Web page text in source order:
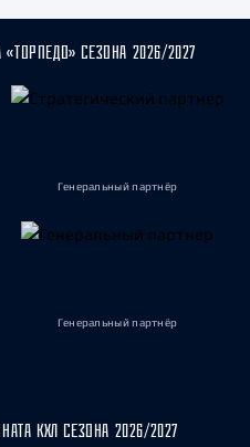
СЕЗОНА 2026/2027
Генеральный партнёр
Генеральный партнёр
КХЛ СЕЗОНА 2026/2027